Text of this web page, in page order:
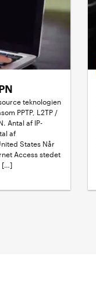
teknologien
PPTP, L2TP /
Antal af IP-
af
States Når
Access stedet
[…]